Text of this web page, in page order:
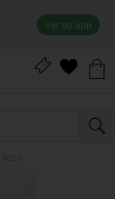
Ver no app